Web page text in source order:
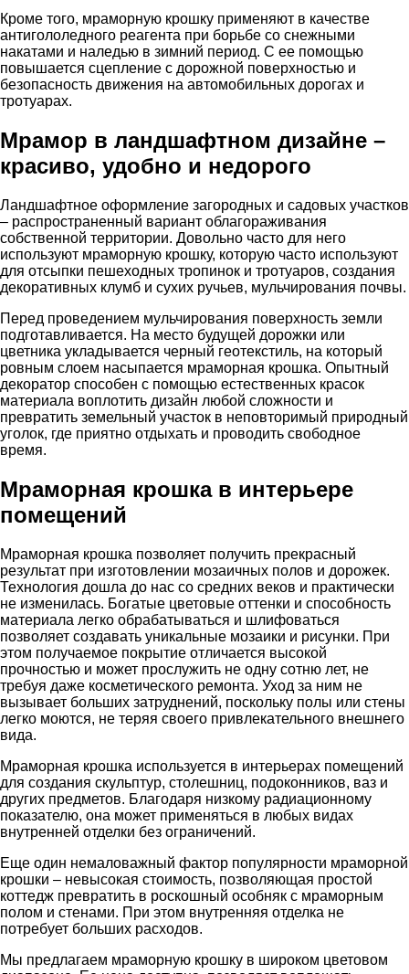
Кроме того, мраморную крошку применяют в качестве
антигололедного реагента при борьбе со снежными
накатами и наледью в зимний период. С ее помощью
повышается сцепление с дорожной поверхностью и
безопасность движения на автомобильных дорогах и
тротуарах.
Мрамор в ландшафтном дизайне –
красиво, удобно и недорого
Ландшафтное оформление загородных и садовых участков
– распространенный вариант облагораживания
собственной территории. Довольно часто для него
используют мраморную крошку, которую часто используют
для отсыпки пешеходных тропинок и тротуаров, создания
декоративных клумб и сухих ручьев, мульчирования почвы.
Перед проведением мульчирования поверхность земли
подготавливается. На место будущей дорожки или
цветника укладывается черный геотекстиль, на который
ровным слоем насыпается мраморная крошка. Опытный
декоратор способен с помощью естественных красок
материала воплотить дизайн любой сложности и
превратить земельный участок в неповторимый природный
уголок, где приятно отдыхать и проводить свободное
время.
Мраморная крошка в интерьере
помещений
Мраморная крошка позволяет получить прекрасный
результат при изготовлении мозаичных полов и дорожек.
Технология дошла до нас со средних веков и практически
не изменилась. Богатые цветовые оттенки и способность
материала легко обрабатываться и шлифоваться
позволяет создавать уникальные мозаики и рисунки. При
этом получаемое покрытие отличается высокой
прочностью и может прослужить не одну сотню лет, не
требуя даже косметического ремонта. Уход за ним не
вызывает больших затруднений, поскольку полы или стены
легко моются, не теряя своего привлекательного внешнего
вида.
Мраморная крошка используется в интерьерах помещений
для создания скульптур, столешниц, подоконников, ваз и
других предметов. Благодаря низкому радиационному
показателю, она может применяться в любых видах
внутренней отделки без ограничений.
Еще один немаловажный фактор популярности мраморной
крошки – невысокая стоимость, позволяющая простой
коттедж превратить в роскошный особняк с мраморным
полом и стенами. При этом внутренняя отделка не
потребует больших расходов.
Мы предлагаем мраморную крошку в широком цветовом